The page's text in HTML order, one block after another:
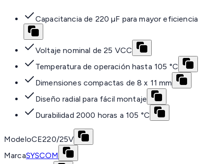
Capacitancia de 220 µF para mayor eficiencia
Voltaje nominal de 25 VCC
Temperatura de operación hasta 105 °C
Dimensiones compactas de 8 x 11 mm
Diseño radial para fácil montaje
Durabilidad 2000 horas a 105 °C
ModeloCE220/25V
MarcaSYSCOM